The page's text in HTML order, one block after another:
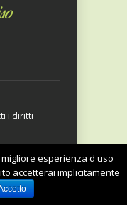
i diritti
/
esperienza d'uso
accetterai implicitamente